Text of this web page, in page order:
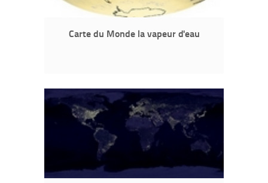
Carte du Monde la vapeur d'eau